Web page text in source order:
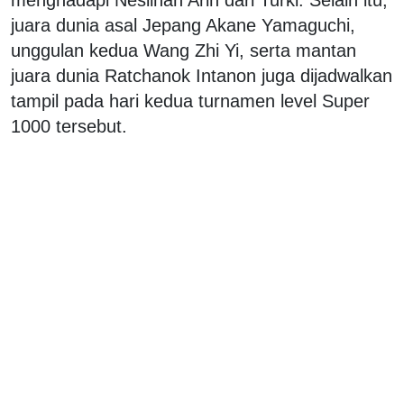
juara dunia asal Jepang Akane Yamaguchi,
unggulan kedua Wang Zhi Yi, serta mantan
juara dunia Ratchanok Intanon juga dijadwalkan
tampil pada hari kedua turnamen level Super
1000 tersebut.